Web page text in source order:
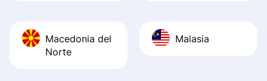
Macedonia del
Norte
Malasia